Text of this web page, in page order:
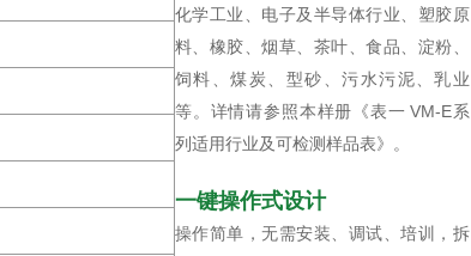
化学工业、电子及半导体行业、塑胶原
料、橡胶、烟草、茶叶、食品、淀粉、
饲料、煤炭、型砂、污水污泥、乳业
等。详情请参照本样册《表一 VM-E系
列适用行业及可检测样品表》。
一键操作式设计
操作简单，无需安装、调试、培训，拆